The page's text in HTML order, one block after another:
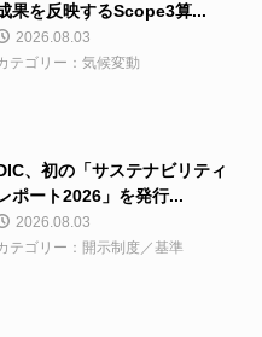
果を反映するScope3算...
2026.08.03
テゴリー：気候変動
、初の「サステナビリティ
ポート2026」を発行...
2026.08.03
テゴリー：開示制度／基準